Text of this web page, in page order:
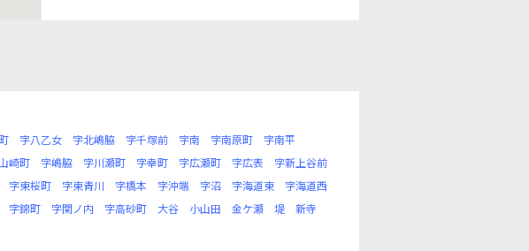
字八乙女 字北嶋脇 字千塚前 字南 字南原町
字南平
崎町 字嶋脇 字川瀬町 字幸町 字広瀬町 字広表
字新上谷前
字東桜町 字東青川 字橋本 字沖端 字沼 字海道東
字海道西
字錦町 字関ノ内 字高砂町 大谷 小山田 金ケ瀬 堤
新寺